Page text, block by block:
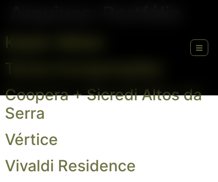
Kepler Weber
Terres Incorporações
Coopera + Sicredi Altos da
Serra
Vértice
Vivaldi Residence